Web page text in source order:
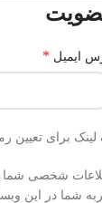
ایمیل *
لینک برای تعیین
شخصی شما
شما در این